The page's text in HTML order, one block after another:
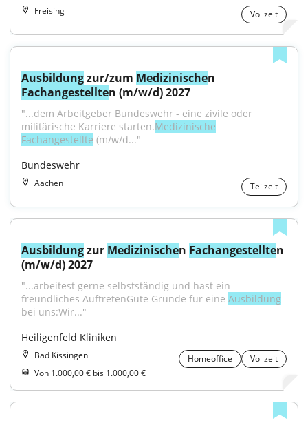
Freising Vollzeit
Ausbildung zur/zum Medizinische
Fachangestellten (m/w/d) 2027
"...dem Arbeitgeber Bundeswehr - eine zivile oder
militärische Karriere starten.Medizinische
Fachangestellte (m/w/d..."
Bundeswehr
Aachen Teilzeit
Ausbildung zur Medizinischen Fachangestellten
(m/w/d) 2027
"...arbeitest gerne selbstständig und hast ein
freundliches AuftretenGute Gründe für eine Ausbildung
bei uns:Wir..."
Heiligenfeld Kliniken
Bad Kissingen Homeoffice
Vollzeit
Von 1.000,00 € bis 1.000,00 €